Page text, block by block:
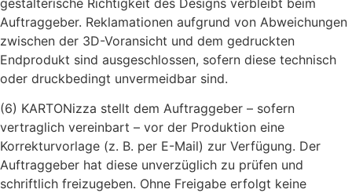
Auftraggeber. Reklamationen aufgrund von Abweichungen
zwischen der 3D-Voransicht und dem gedruckten
Endprodukt sind ausgeschlossen, sofern diese technisch
oder druckbedingt unvermeidbar sind.
(6) KARTONizza stellt dem Auftraggeber – sofern
vertraglich vereinbart – vor der Produktion eine
Korrekturvorlage (z. B. per E-Mail) zur Verfügung. Der
Auftraggeber hat diese unverzüglich zu prüfen und
schriftlich freizugeben. Ohne Freigabe erfolgt keine